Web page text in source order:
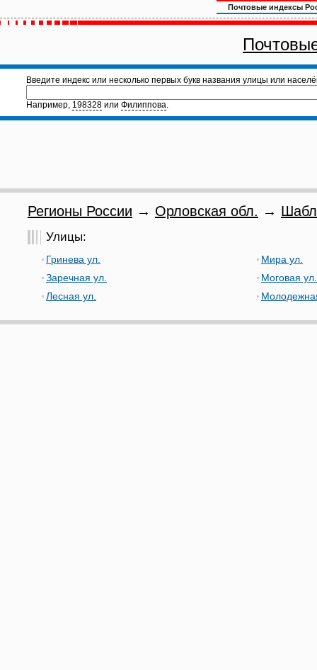
Почтовые индексы
Введите индекс или несколько первых букв названия улицы или
Например, 198328 или Филиппова.
Регионы России → Орловская обл. →
Улицы:
Гринева ул.
Заречная ул.
Лесная ул.
Мира ул.
Моговая ул.